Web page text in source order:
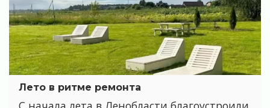
Лето в ритме ремонта